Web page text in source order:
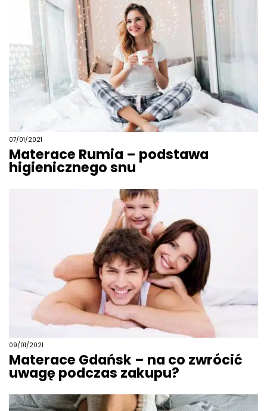
07/01/2021
Materace Rumia – podstawa
higienicznego snu
09/01/2021
Materace Gdańsk – na co zwrócić
uwagę podczas zakupu?